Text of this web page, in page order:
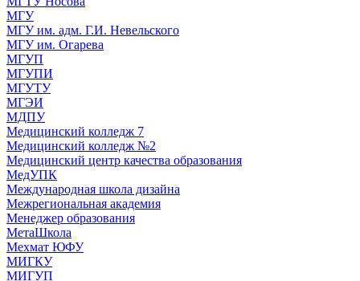
МГУ
МГУ им. адм. Г.И. Невельского
МГУ им. Огарева
МГУП
МГУПИ
МГУТУ
МГЭИ
МДПУ
Медицинский колледж 7
Медицинский колледж №2
Медицинский центр качества образования
МедУПК
Международная школа дизайна
Межрегиональная академия
Менеджер образования
МетаШкола
Мехмат ЮФУ
МИГКУ
МИГУП